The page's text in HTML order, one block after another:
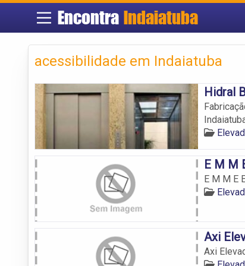
EncontraIndaiatuba
acessibilidade em Indaiatuba
Hidral
E M M
E M M E
Axi
Axi